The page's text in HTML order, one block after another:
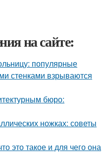
на сайте:
популярные
стенками взрываются
бюро:
ножках: советы
это такое и для чего она